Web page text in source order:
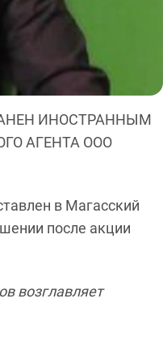
ИНОСТРАННЫМ
АГЕНТА ООО
в Магасский
после акции
возглавляет